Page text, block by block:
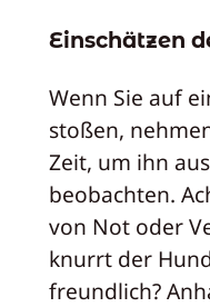
Einschätzen
Wenn Sie auf
stoßen,
Zeit, um ihn
beobachten.
von Not oder
knurrt der
freundlich?